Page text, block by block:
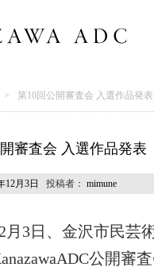
第10回公開審査会 入選作品発表
審査会 入選作品発表
12月3日 投稿者： mimune
月3日、金沢市民芸
公開審